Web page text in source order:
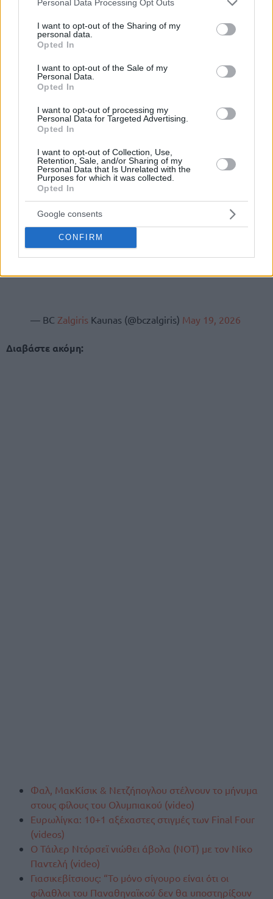
not limited to your visit or usage behaviour. You may click to
grant or deny consent to Google and its third-party tags to
use your data for below specified purposes in below Google
consent section.
Personal Data Processing Opt Outs
I want to opt-out of the Sharing of my
personal data.
Opted In
I want to opt-out of the Sale of my
Personal Data.
Opted In
I want to opt-out of processing my
Personal Data for Targeted Advertising.
Opted In
I want to opt-out of Collection, Use,
Retention, Sale, and/or Sharing of my
Personal Data that Is Unrelated with the
Purposes for which it was collected.
Opted In
Google consents
CONFIRM
— BC Zalgiris Kaunas (@bczalgiris) May 19, 2026
Διαβάστε ακόμη:
Φαλ, ΜακΚίσικ & Νετζήπογλου στέλνουν το μήνυμα
στους φίλους του Ολυμπιακού (video)
Ευρωλίγκα: 10+1 αξέχαστες στιγμές των Final Four
(videos)
Ο Τάιλερ Ντόρσεϊ νιώθει άβολα (NOT) με τον Νίκο
Παντελή (video)
Γιασικεβίτσιους: “Το μόνο σίγουρο είναι ότι οι
φίλαθλοι του Παναθηναϊκού δεν θα υποστηρίξουν